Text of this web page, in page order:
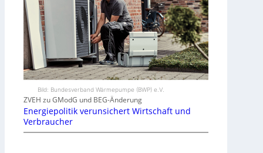
Bild: Bundesverband Wärmepumpe (BWP) e.V.
ZVEH zu GModG und BEG-Änderung
Energiepolitik verunsichert Wirtschaft und
Verbraucher